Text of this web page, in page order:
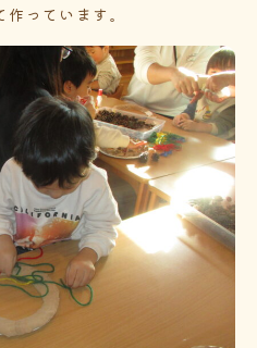
っています。